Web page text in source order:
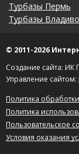
Турбазы Пермь
Турбазы
© 2011-2026
Создание сайта: ИК
Управление сайтом:
Политика
Политика
Пользовательское
Условия оказания